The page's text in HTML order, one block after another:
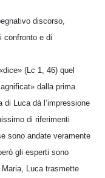
discorso,
confronto e di
(Lc 1, 46) quel
dalla prima
di Luca dà l’impressione
di riferimenti
sono andate veramente
gli esperti sono
Luca trasmette